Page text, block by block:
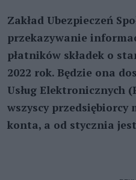
Zakład Ubezpieczeń
przekazywanie
płatników składek o
2022 rok. Będzie ona
Usług Elektronicznych
wszyscy przedsiębiorcy
konta, a od stycznia